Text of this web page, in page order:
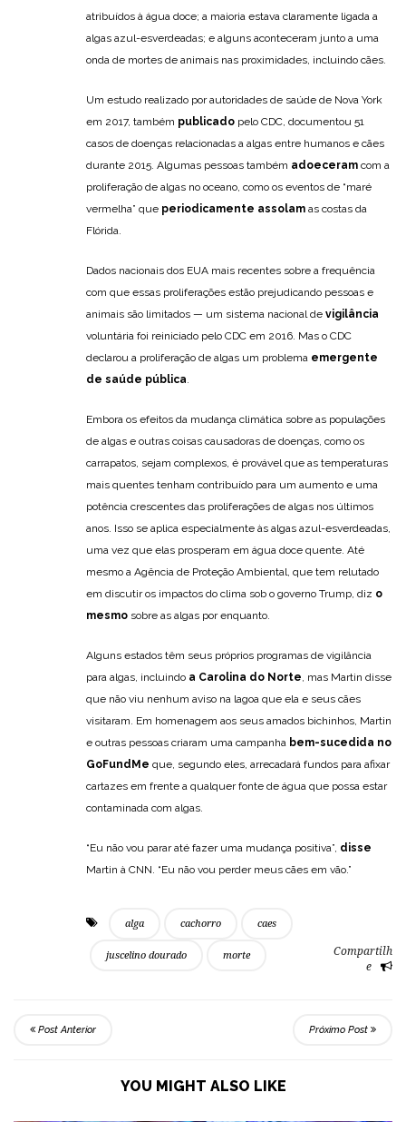
atribuídos à água doce; a maioria estava claramente ligada a
algas azul-esverdeadas; e alguns aconteceram junto a uma
onda de mortes de animais nas proximidades, incluindo cães.
Um estudo realizado por autoridades de saúde de Nova York
em 2017, também publicado pelo CDC, documentou 51
casos de doenças relacionadas a algas entre humanos e cães
durante 2015. Algumas pessoas também adoeceram com a
proliferação de algas no oceano, como os eventos de “maré
vermelha” que periodicamente assolam as costas da
Flórida.
Dados nacionais dos EUA mais recentes sobre a frequência
com que essas proliferações estão prejudicando pessoas e
animais são limitados — um sistema nacional de vigilância
voluntária foi reiniciado pelo CDC em 2016. Mas o CDC
declarou a proliferação de algas um problema emergente
de saúde pública.
Embora os efeitos da mudança climática sobre as populações
de algas e outras coisas causadoras de doenças, como os
carrapatos, sejam complexos, é provável que as temperaturas
mais quentes tenham contribuído para um aumento e uma
potência crescentes das proliferações de algas nos últimos
anos. Isso se aplica especialmente às algas azul-esverdeadas,
uma vez que elas prosperam em água doce quente. Até
mesmo a Agência de Proteção Ambiental, que tem relutado
em discutir os impactos do clima sob o governo Trump, diz o
mesmo sobre as algas por enquanto.
Alguns estados têm seus próprios programas de vigilância
para algas, incluindo a Carolina do Norte, mas Martin disse
que não viu nenhum aviso na lagoa que ela e seus cães
visitaram. Em homenagem aos seus amados bichinhos, Martin
e outras pessoas criaram uma campanha bem-sucedida no
GoFundMe que, segundo eles, arrecadará fundos para afixar
cartazes em frente a qualquer fonte de água que possa estar
contaminada com algas.
“Eu não vou parar até fazer uma mudança positiva”, disse
Martin à CNN. “Eu não vou perder meus cães em vão.”
alga cachorro caes
juscelino dourado morte
Compartilh
e
Post Anterior Próximo Post
YOU MIGHT ALSO LIKE